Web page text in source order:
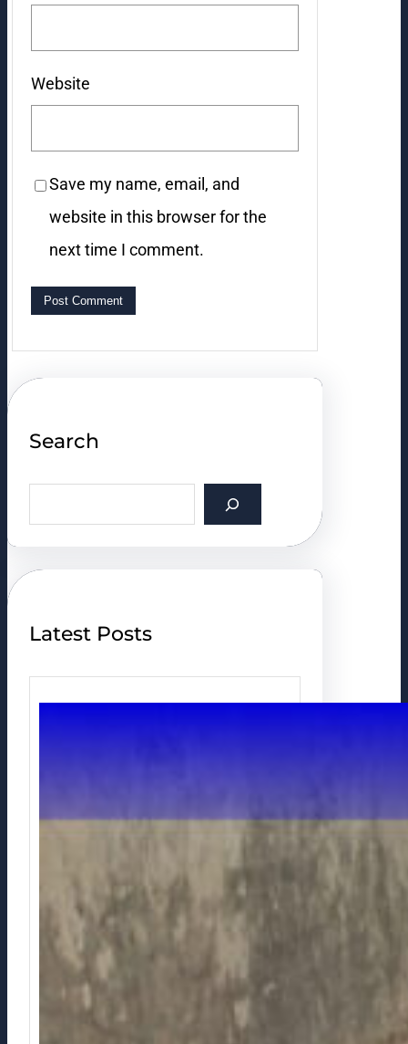
Website
Save my name, email, and
website in this browser for the
next time I comment.
Search
c
Latest Posts